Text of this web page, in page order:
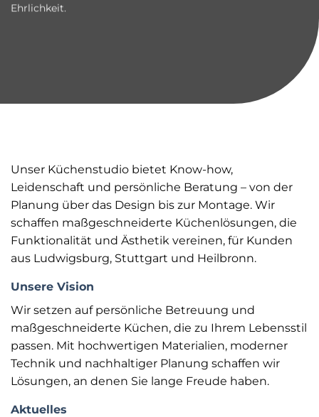
Ehrlichkeit.
Unser Küchenstudio bietet Know-how,
Leidenschaft und persönliche Beratung – von der
Planung über das Design bis zur Montage. Wir
schaffen maßgeschneiderte Küchenlösungen, die
Funktionalität und Ästhetik vereinen, für Kunden
aus Ludwigsburg, Stuttgart und Heilbronn.
Unsere Vision
Wir setzen auf persönliche Betreuung und
maßgeschneiderte Küchen, die zu Ihrem Lebensstil
passen. Mit hochwertigen Materialien, moderner
Technik und nachhaltiger Planung schaffen wir
Lösungen, an denen Sie lange Freude haben.
Aktuelles